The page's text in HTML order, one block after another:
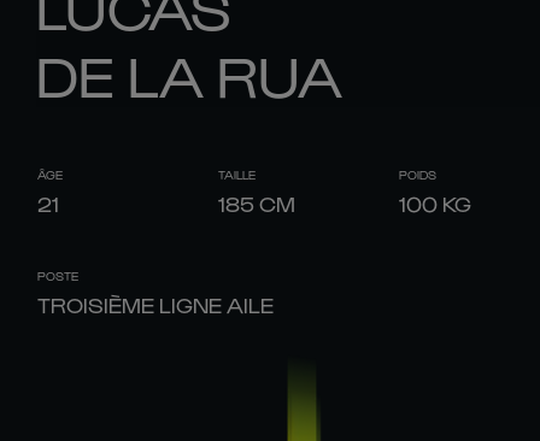
DE LA RUA
ÂGE
21
TAILLE
185 CM
POIDS
100 KG
POSTE
TROISIÈME LIGNE AILE